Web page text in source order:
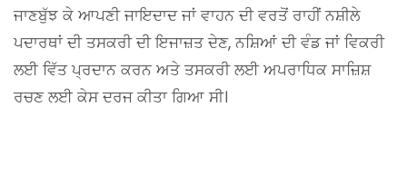
ਜਾਣਬੁੱਝ ਕੇ ਆਪਣੀ ਜਾਇਦਾਦ ਜਾਂ ਵਾਹਨ ਦੀ ਵਰਤੋਂ ਰਾਹੀਂ ਨਸ਼ੀਲੇ
ਪਦਾਰਥਾਂ ਦੀ ਤਸਕਰੀ ਦੀ ਇਜਾਜ਼ਤ ਦੇਣ, ਨਸ਼ਿਆਂ ਦੀ ਵੰਡ ਜਾਂ ਵਿਕਰੀ
ਲਈ ਵਿੱਤ ਪ੍ਰਦਾਨ ਕਰਨ ਅਤੇ ਤਸਕਰੀ ਲਈ ਅਪਰਾਧਿਕ ਸਾਜ਼ਿਸ਼
ਰਚਣ ਲਈ ਕੇਸ ਦਰਜ ਕੀਤਾ ਗਿਆ ਸੀ।